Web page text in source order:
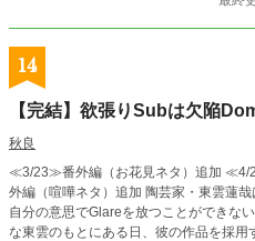
14
【完結】欲張りSubは欠陥
秋良
≪3/23≫番外編（お花見ネタ）追加
外編（喧嘩ネタ）追加 陶芸家・東雲蓮哉は欠陥Domだ。過去のあやまちから、
自分の意思でGlareを放つことができない
な東雲のもとにある日、彼の作品を採